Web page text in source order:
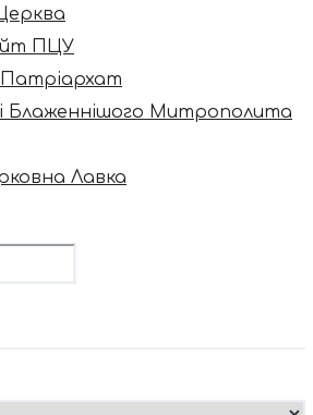
ПЦУ
Патріархат
Блаженнішого Митрополита
Лавка